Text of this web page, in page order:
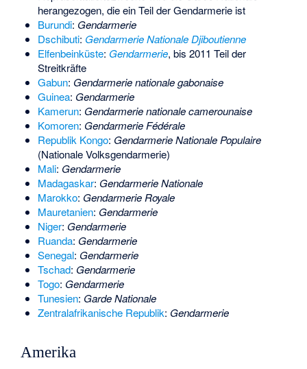
herangezogen, die ein Teil der Gendarmerie ist
Burundi: Gendarmerie
Dschibuti: Gendarmerie Nationale Djiboutienne
Elfenbeinküste: Gendarmerie, bis 2011 Teil der
Streitkräfte
Gabun: Gendarmerie nationale gabonaise
Guinea: Gendarmerie
Kamerun: Gendarmerie nationale camerounaise
Komoren: Gendarmerie Fédérale
Republik Kongo: Gendarmerie Nationale Populaire
(Nationale Volksgendarmerie)
Mali: Gendarmerie
Madagaskar: Gendarmerie Nationale
Marokko: Gendarmerie Royale
Mauretanien: Gendarmerie
Niger: Gendarmerie
Ruanda: Gendarmerie
Senegal: Gendarmerie
Tschad: Gendarmerie
Togo: Gendarmerie
Tunesien: Garde Nationale
Zentralafrikanische Republik: Gendarmerie
Amerika